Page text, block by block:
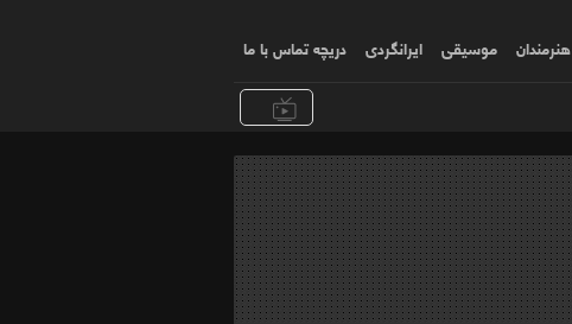
هنرمندان موسیقی ایرانگردی دریچه تماس با ما